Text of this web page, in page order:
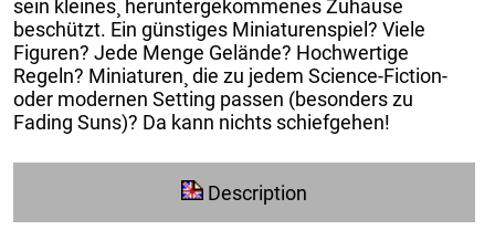
sein kleines¸ heruntergekommenes Zuhause
beschützt. Ein günstiges Miniaturenspiel? Viele
Figuren? Jede Menge Gelände? Hochwertige
Regeln? Miniaturen¸ die zu jedem Science-Fiction-
oder modernen Setting passen (besonders zu
Fading Suns)? Da kann nichts schiefgehen!
Description